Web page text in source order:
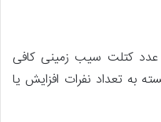
مواد برای تهیه حدود ۱۰ تا ۱۲ عدد کتلت سیب زمینی کافی
به تعداد نفرات افزایش یا